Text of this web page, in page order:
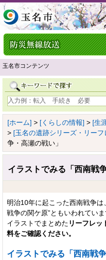
玉名市コンテンツ
[ホーム] > [くらしの情報] > [生
> [玉名の遺跡シリーズ・リーフ
争・高瀬の戦い」
イラストでみる「西南戦
明治10年に起こった西南戦争
戦争の関ケ原”ともいわれてい
イラストでまとめた リーフレッ
料をご確認ください。
イラストでみる「西南戦